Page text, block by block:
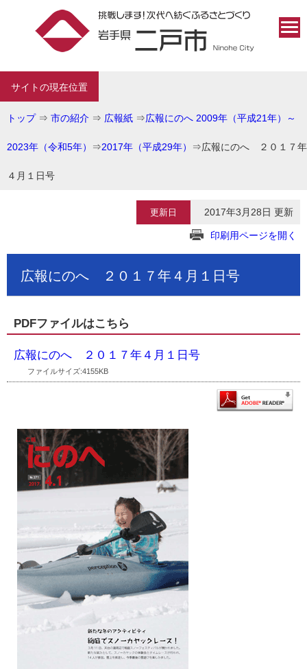
サイトの現在位置
トップ⇒ 市の紹介 ⇒ 広報紙 ⇒広報にのへ 2009年（平成21年）～
2023年（令和5年） ⇒2017年（平成29年） ⇒広報にのへ ２０１７年
４月１日号
更新日 2017年3月28日 更新
印刷用ページを開く
広報にのへ ２０１７年４月１日号
PDFファイルはこちら
広報にのへ ２０１７年４月１日号
ファイルサイズ:4155KB